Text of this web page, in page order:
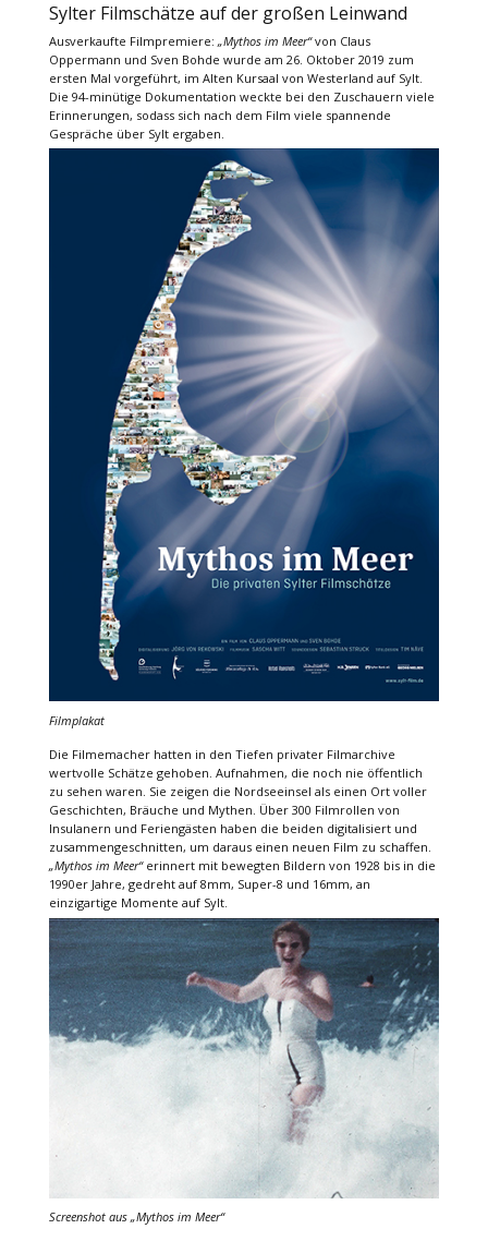
Sylter Filmschätze auf der großen Leinwand
Ausverkaufte Filmpremiere: „Mythos im Meer“von Claus
Oppermann und Sven Bohde wurde am 26. Oktober 2019 zum
ersten Mal vorgeführt, im Alten Kursaal von Westerland auf Sylt.
Die 94-minütige Dokumentation weckte bei den Zuschauern viele
Erinnerungen, sodass sich nach dem Film viele spannende
Gespräche über Sylt ergaben.
Filmplakat
Die Filmemacher hatten in den Tiefen privater Filmarchive
wertvolle Schätze gehoben. Aufnahmen, die noch nie öffentlich
zu sehen waren. Sie zeigen die Nordseeinsel als einen Ort voller
Geschichten, Bräuche und Mythen. Über 300 Filmrollen von
Insulanern und Feriengästen haben die beiden digitalisiert und
zusammengeschnitten, um daraus einen neuen Film zu schaffen.
„Mythos im Meer“erinnert mit bewegten Bildern von 1928 bis in die
1990er Jahre, gedreht auf 8mm, Super-8 und 16mm, an
einzigartige Momente auf Sylt.
Screenshot aus „Mythos im Meer“